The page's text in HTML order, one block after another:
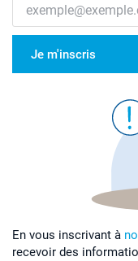
Je m'inscris
En vous inscrivant à
recevoir des